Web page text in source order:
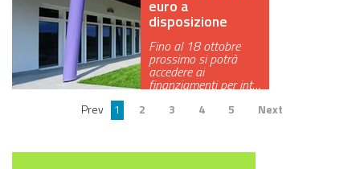
euro a
disposizione
Fino al 18 ottobre
prossimo si potrà
accedere ai
finanziamenti per int…
Prev 1 2 3 4 5 Next